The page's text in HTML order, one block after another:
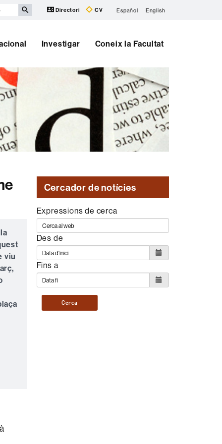
Directori CV Español English
Investigar Coneix la Facultat
viu
Cercador de notícies
Expressions de cerca
Des de
Fins a
Cerca